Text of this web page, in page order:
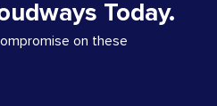
Today.
on these